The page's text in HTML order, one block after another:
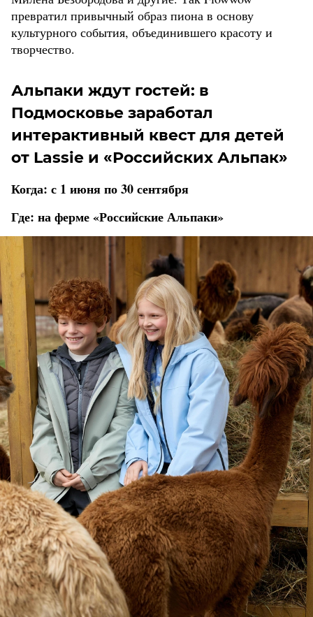
превратил привычный образ пиона в основу
культурного события, объединившего красоту и
творчество.
Альпаки ждут гостей: в
Подмосковье заработал
интерактивный квест для детей
от Lassie и «Российских Альпак»
Когда: с 1 июня по 30 сентября
Где: на ферме «Российские Альпаки»